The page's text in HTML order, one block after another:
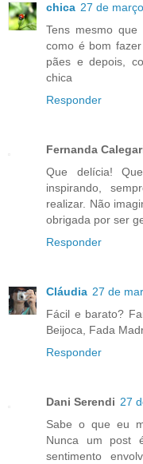
chica 27 de
Tens mesmo
como é bom
pães e depois,
chica
Responder
Fernanda
Que delícia!
inspirando,
realizar. Não
obrigada por ser
Responder
Cláudia 27 de
Fácil e barato?
Beijoca, Fada
Responder
Dani Serendi 27
Sabe o que eu
Nunca um post
sentimento